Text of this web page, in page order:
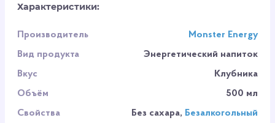
Характеристики:
Производитель
Monster Energy
Вид продукта
Энергетический напиток
Вкус
Клубника
Объём
500 мл
Свойства
Без сахара, Безалкогольный